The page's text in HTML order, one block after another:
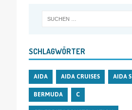
SCHLAGWÖRTER
AIDA AIDA CRUISES AIDA
BERMUDA C